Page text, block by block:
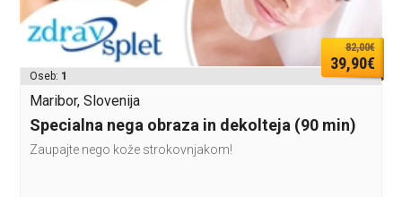
82,00€
39,90€
Oseb: 1
Maribor, Slovenija
Specialna nega obraza in dekolteja (90 min)
Zaupajte nego kože strokovnjakom!